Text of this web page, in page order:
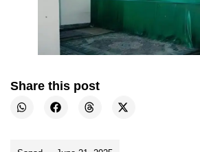
Share this post